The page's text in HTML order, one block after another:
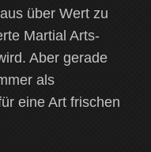
über Wert zu
Martial Arts-
Aber gerade
als
eine Art frischen